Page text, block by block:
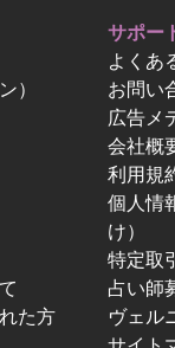
）
た方
サポー
よくあ
お問い
広告メ
会社概
利用規
個人情
け）
特定取
占い師
ヴェル